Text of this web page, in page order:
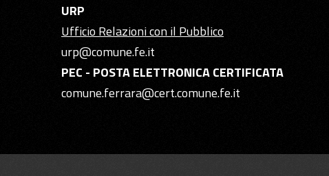
URP
Ufficio Relazioni con il Pubblico
urp@comune.fe.it
PEC - POSTA ELETTRONICA CERTIFICATA
comune.ferrara@cert.comune.fe.it